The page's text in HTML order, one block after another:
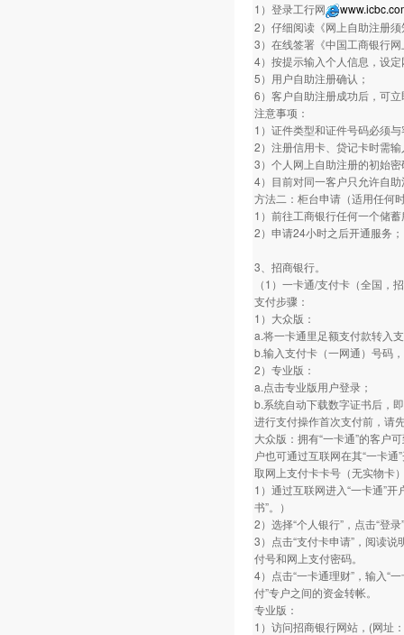
1）登录工行网
2）仔细阅读《网上自助注册须
3）在线签署《中国工商银行
4）按提示输入个人信息，设
5）用户自助注册确认；
6）客户自助注册成功后，可
注意事项：
1）证件类型和证件号码必须
2）注册信用卡、贷记卡时需
3）个人网上自助注册的初始
4）目前对同一客户只允许自
方法二：柜台申请（适用任何
1）前往工商银行任何一个储
2）申请24小时之后开通服务；
3、招商银行。
（1）一卡通/支付卡（全国，
支付步骤：
1）大众版：
a.将一卡通里足额支付款转入
b.输入支付卡（一网通）号码
2）专业版：
a.点击专业版用户登录；
b.系统自动下载数字证书后，
进行支付操作首次支付前，请
大众版：拥有“一卡通”的客户
户也可通过互联网在其“一卡
取网上支付卡卡号（无实物卡
1）通过互联网进入“一卡通”
书”。）
2）选择“个人银行”，点击“登录
3）点击“支付卡申请”，阅读
付号和网上支付密码。
4）点击“一卡通理财”，输入“
付”专户之间的资金转帐。
专业版：
1）访问招商银行网站，(网址